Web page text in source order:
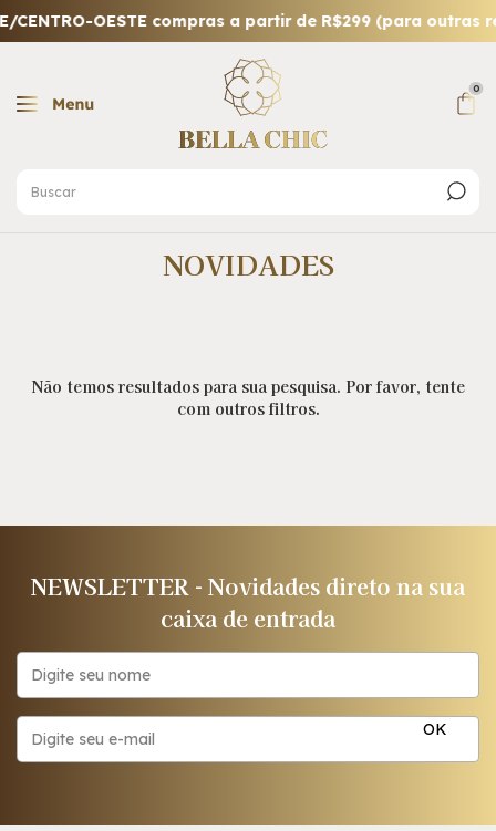
CENTRO-OESTE compras a partir de R$299 (para
0
NOVIDADES
Não temos resultados para sua pesquisa. Por favor, tente
com outros filtros.
NEWSLETTER - Novidades direto na sua
caixa de entrada